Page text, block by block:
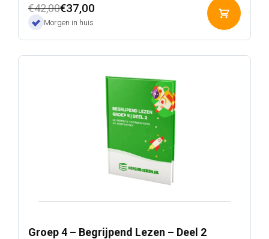
€42,00
Oorspronkelijke
prijs
€42,00.
€37,00
Huidige
prijs
€37,00.
Morgen in huis
aan
Groep 4 – Begrijpend Lezen – Deel 2